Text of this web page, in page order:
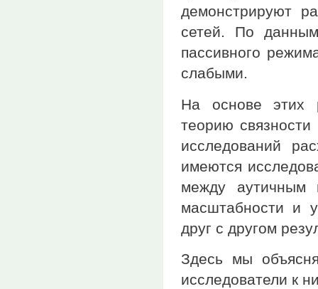
демонстрируют
сетей. По
пассивного
слабыми.
На основе этих
теорию
исследований
имеются
между аутичным
масштабности и
друг с другом
Здесь мы
исследователи к